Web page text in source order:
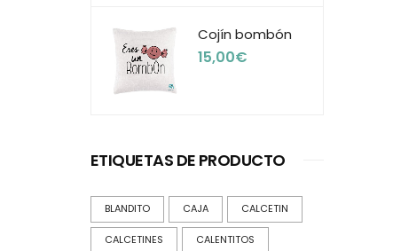
Cojín bombón
15,00€
ETIQUETAS DE PRODUCTO
BLANDITO CAJA CALCETIN
CALCETINES CALENTITOS